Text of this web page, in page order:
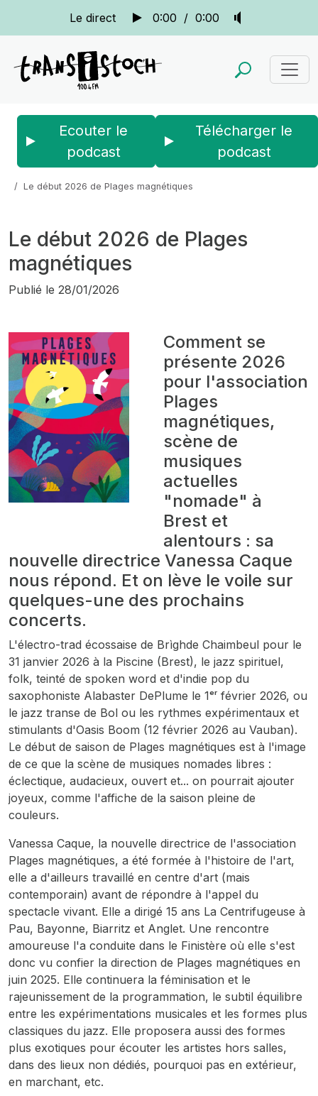
Le direct 0:00 / 0:00
Ecouter le
podcast
Télécharger le
podcast
Le début 2026 de Plages magnétiques
Le début 2026 de Plages
magnétiques
Publié le 28/01/2026
Comment se
présente 2026
pour l'association
Plages
magnétiques,
scène de
musiques
actuelles
"nomade" à
Brest et
alentours : sa
nouvelle directrice Vanessa Caque
nous répond. Et on lève le voile sur
quelques-une des prochains
concerts.
L'électro-trad écossaise de Brìghde Chaimbeul pour le
31 janvier 2026 à la Piscine (Brest), le jazz spirituel,
folk, teinté de spoken word et d'indie pop du
saxophoniste Alabaster DePlume le 1ᵉʳ février 2026, ou
le jazz transe de Bol ou les rythmes expérimentaux et
stimulants d'Oasis Boom (12 février 2026 au Vauban).
Le début de saison de Plages magnétiques est à l'image
de ce que la scène de musiques nomades libres :
éclectique, audacieux, ouvert et... on pourrait ajouter
joyeux, comme l'affiche de la saison pleine de
couleurs.
Vanessa Caque, la nouvelle directrice de l'association
Plages magnétiques, a été formée à l'histoire de l'art,
elle a d'ailleurs travaillé en centre d'art (mais
contemporain) avant de répondre à l'appel du
spectacle vivant. Elle a dirigé 15 ans La Centrifugeuse à
Pau, Bayonne, Biarritz et Anglet. Une rencontre
amoureuse l'a conduite dans le Finistère où elle s'est
donc vu confier la direction de Plages magnétiques en
juin 2025. Elle continuera la féminisation et le
rajeunissement de la programmation, le subtil équilibre
entre les expérimentations musicales et les formes plus
classiques du jazz. Elle proposera aussi des formes
plus exotiques pour écouter les artistes hors salles,
dans des lieux non dédiés, pourquoi pas en extérieur,
en marchant, etc.